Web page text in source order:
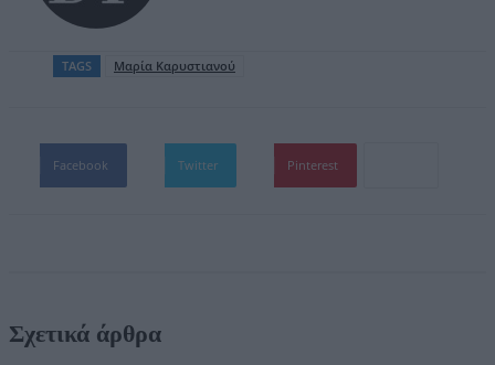
TAGS Μαρία Καρυστιανού
Facebook Twitter Pinterest
Σχετικά άρθρα